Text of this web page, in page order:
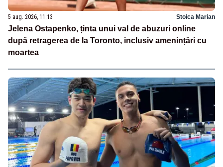
5 aug. 2026, 11:13 Stoica Marian
Jelena Ostapenko, ținta unui val de abuzuri online
după retragerea de la Toronto, inclusiv amenințări cu
moartea